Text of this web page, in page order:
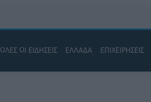
ΟΛΕΣ ΟΙ ΕΙΔΗΣΕΙΣ ΕΛΛΑΔΑ ΕΠΙΧΕΙΡΗΣΕΙΣ